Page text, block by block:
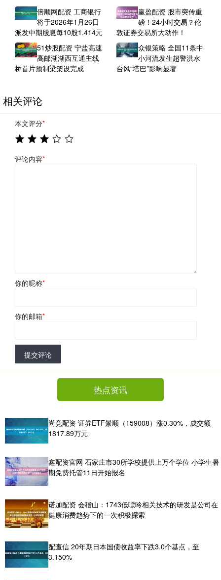
倍顺网配资 工商银行
将于2026年1月26日
派发中期股息每10股1.414元
赢盈配资 股市突传重
磅！24小时交易？伦
敦证券交易所大动作！
51炒股配资 宁盐高速
高邮湖湖西互通主线
桥首片预制梁架设完成
众银策略 全国11条中
小河流发生超警洪水
台风“塔巴”影响显著
相关评论
本文评分*
评论内容*
你的昵称*
你的邮箱*
提交评论
热点资讯
尚竞配资 证券ETF景顺（159008）涨0.30%，成交额
1817.89万元
鑫配资官网 石家庄市30所学校提供上万个学位 小学生暑
期免费托管11日开始报名
诺加配资 会稽山：1743低嘌呤相关技术的研发是公司在
健康消费趋势下的一次积极探索
配查信 20年期日本国债收益率下跌3.0个基点，至
3.150%